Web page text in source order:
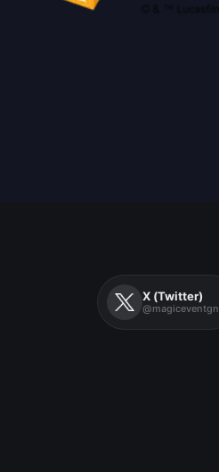
X (Twitter)
@magiceventgn